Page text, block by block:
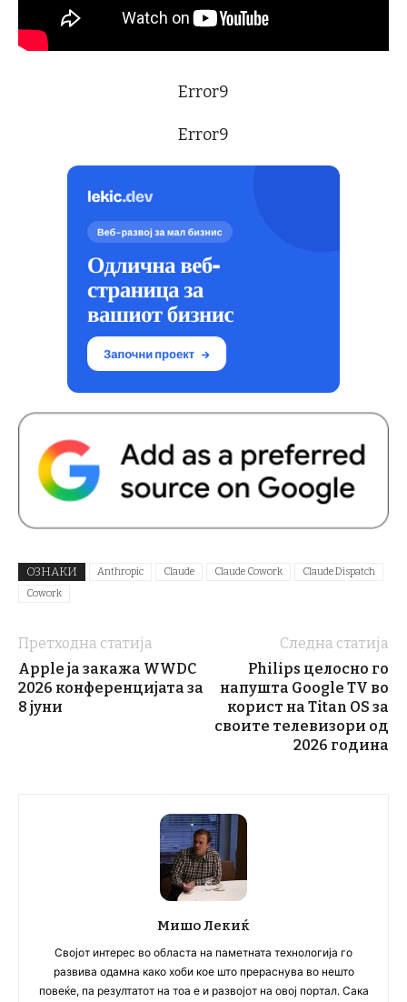
Error9
Error9
ОЗНАКИ Anthropic Claude Claude Cowork
Claude Dispatch
Cowork
Претходна статија
Apple ја закажа WWDC
2026 конференцијата за
8 јуни
Следна статија
Philips целосно го
напушта Google TV во
корист на Titan OS за
своите телевизори од
2026 година
Мишо Лекиќ
Својот интерес во областа на паметната технологија го
развива одамна како хоби кое што прераснува во нешто
повеќе, па резултатот на тоа е и развојот на овој портал. Сака